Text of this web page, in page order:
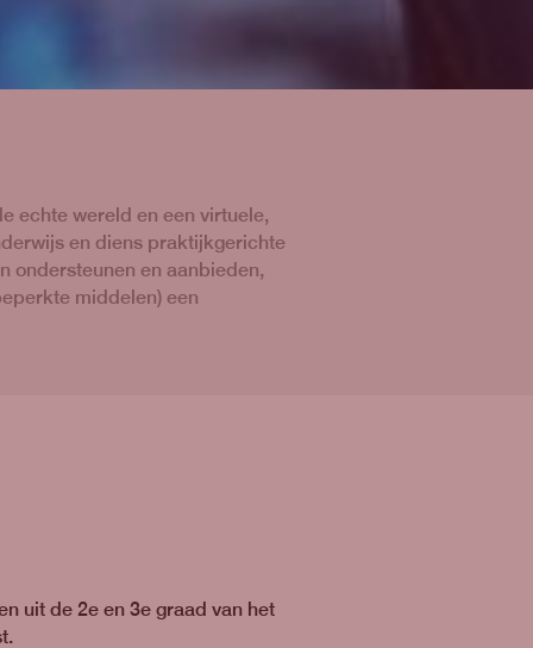
echte wereld en een virtuele,
en diens praktijkgerichte
ondersteunen en aanbieden,
middelen) een
uit de 2e en 3e graad van het